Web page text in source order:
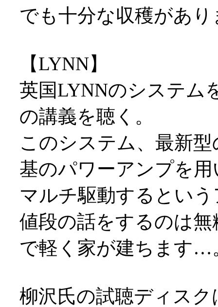
でも十分な収穫があ
【LYNN】
英国LYNNのシステム
の講義を聴く。
このシステム、最新
基のパワーアンプを
マルチ駆動するとい
値段の話をするのは
で軽く家が建ちます…
柳沢氏の試聴ディス